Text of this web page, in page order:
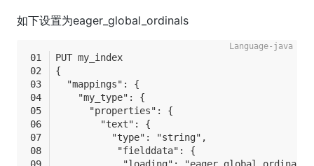
如下设置为eager_global_ordinals
PUT my_index
{
  "mappings": {
    "my_type": {
      "properties": {
        "text": {
          "type": "string",
           "fielddata": {